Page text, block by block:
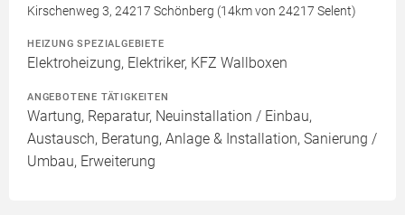
Kirschenweg 3, 24217 Schönberg (14km von 24217 Selent)
HEIZUNG SPEZIALGEBIETE
Elektroheizung, Elektriker, KFZ Wallboxen
ANGEBOTENE TÄTIGKEITEN
Wartung, Reparatur, Neuinstallation / Einbau,
Austausch, Beratung, Anlage & Installation, Sanierung /
Umbau, Erweiterung